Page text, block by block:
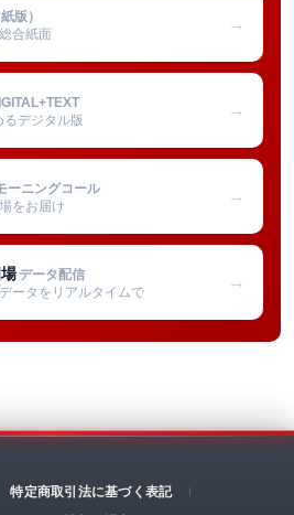
紙版）
合紙面
→
るデジタル版
→
ーニングコール
をお届け
→
データ配信
ータをリアルタイムで
→
特定商取引法に基づく表記